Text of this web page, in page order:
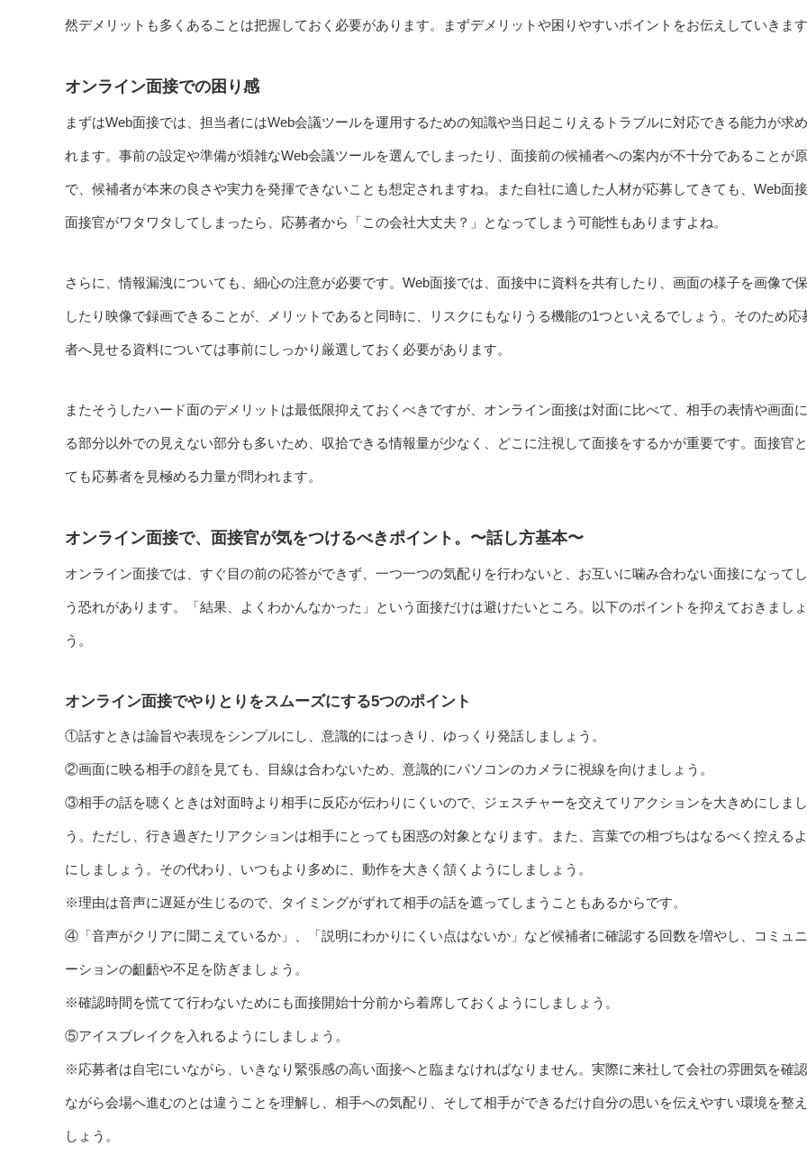
然デメリットも多くあることは把握しておく必要があります。まずデメリットや困りやすいポイントをお伝えしていきます
オンライン面接での困り感
まずはWeb面接では、担当者にはWeb会議ツールを運用するための知識や当日起こりえるトラブルに対応できる能力が求
れます。事前の設定や準備が煩雑なWeb会議ツールを選んでしまったり、面接前の候補者への案内が不十分であることが
で、候補者が本来の良さや実力を発揮できないことも想定されますね。また自社に適した人材が応募してきても、Web面
面接官がワタワタしてしまったら、応募者から「この会社大丈夫？」となってしまう可能性もありますよね。
さらに、情報漏洩についても、細心の注意が必要です。Web面接では、面接中に資料を共有したり、画面の様子を画像で
したり映像で録画できることが、メリットであると同時に、リスクにもなりうる機能の1つといえるでしょう。そのため応
者へ見せる資料については事前にしっかり厳選しておく必要があります。
またそうしたハード面のデメリットは最低限抑えておくべきですが、オンライン面接は対面に比べて、相手の表情や画面
る部分以外での見えない部分も多いため、収拾できる情報量が少なく、どこに注視して面接をするかが重要です。面接官
ても応募者を見極める力量が問われます。
オンライン面接で、面接官が気をつけるべきポイント。〜話し方基本〜
オンライン面接では、すぐ目の前の応答ができず、一つ一つの気配りを行わないと、お互いに噛み合わない面接になって
う恐れがあります。「結果、よくわかんなかった」という面接だけは避けたいところ。以下のポイントを抑えておきましょ
う。
オンライン面接でやりとりをスムーズにする5つのポイント
①話すときは論旨や表現をシンプルにし、意識的にはっきり、ゆっくり発話しましょう。
②画面に映る相手の顔を見ても、目線は合わないため、意識的にパソコンのカメラに視線を向けましょう。
③相手の話を聴くときは対面時より相手に反応が伝わりにくいので、ジェスチャーを交えてリアクションを大きめにしまし
う。ただし、行き過ぎたリアクションは相手にとっても困惑の対象となります。また、言葉での相づちはなるべく控えるよ
にしましょう。その代わり、いつもより多めに、動作を大きく頷くようにしましょう。
※理由は音声に遅延が生じるので、タイミングがずれて相手の話を遮ってしまうこともあるからです。
④「音声がクリアに聞こえているか」、「説明にわかりにくい点はないか」など候補者に確認する回数を増やし、コミュ
ーションの齟齬や不足を防ぎましょう。
※確認時間を慌てて行わないためにも面接開始十分前から着席しておくようにしましょう。
⑤アイスブレイクを入れるようにしましょう。
※応募者は自宅にいながら、いきなり緊張感の高い面接へと臨まなければなりません。実際に来社して会社の雰囲気を確
ながら会場へ進むのとは違うことを理解し、相手への気配り、そして相手ができるだけ自分の思いを伝えやすい環境を整
しょう。